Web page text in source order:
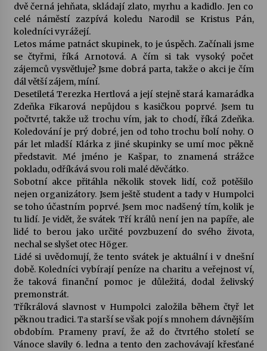
Petr Adamec – Malovaný svět
30. 6. 2026
dvě černá jehňata, skládají zlato, myrhu a kadidlo. Jen co
celé náměstí zazpívá koledu Narodil se Kristus Pán,
koledníci vyrážejí.
Letos máme patnáct skupinek, to je úspěch. Začínali jsme
se čtyřmi, říká Arnotová. A čím si tak vysoký počet
zájemců vysvětluje? Jsme dobrá parta, takže o akci je čím
dál větší zájem, míní.
Desetiletá Terezka Hertlová a její stejně stará kamarádka
Zdeňka Fikarová nepůjdou s kasičkou poprvé. Jsem tu
počtvrté, takže už trochu vím, jak to chodí, říká Zdeňka.
Koledování je prý dobré, jen od toho trochu bolí nohy. O
pár let mladší Klárka z jiné skupinky se umí moc pěkně
představit. Mé jméno je Kašpar, to znamená strážce
pokladu, odříkává svou roli malé děvčátko.
Sobotní akce přitáhla několik stovek lidí, což potěšilo
nejen organizátory. Jsem ještě student a tady v Humpolci
se toho účastním poprvé. Jsem moc nadšený tím, kolik je
tu lidí. Je vidět, že svátek Tří králů není jen na papíře, ale
lidé to berou jako určité povzbuzení do svého života,
nechal se slyšet otec Höger.
Lidé si uvědomují, že tento svátek je aktuální i v dnešní
době. Koledníci vybírají peníze na charitu a veřejnost ví,
že taková finanční pomoc je důležitá, dodal želivský
premonstrát.
Tříkrálová slavnost v Humpolci založila během čtyř let
pěknou tradici. Ta starší se však pojí s mnohem dávnějším
obdobím. Prameny praví, že až do čtvrtého století se
Vánoce slavily 6. ledna a tento den zachovávají křesťané